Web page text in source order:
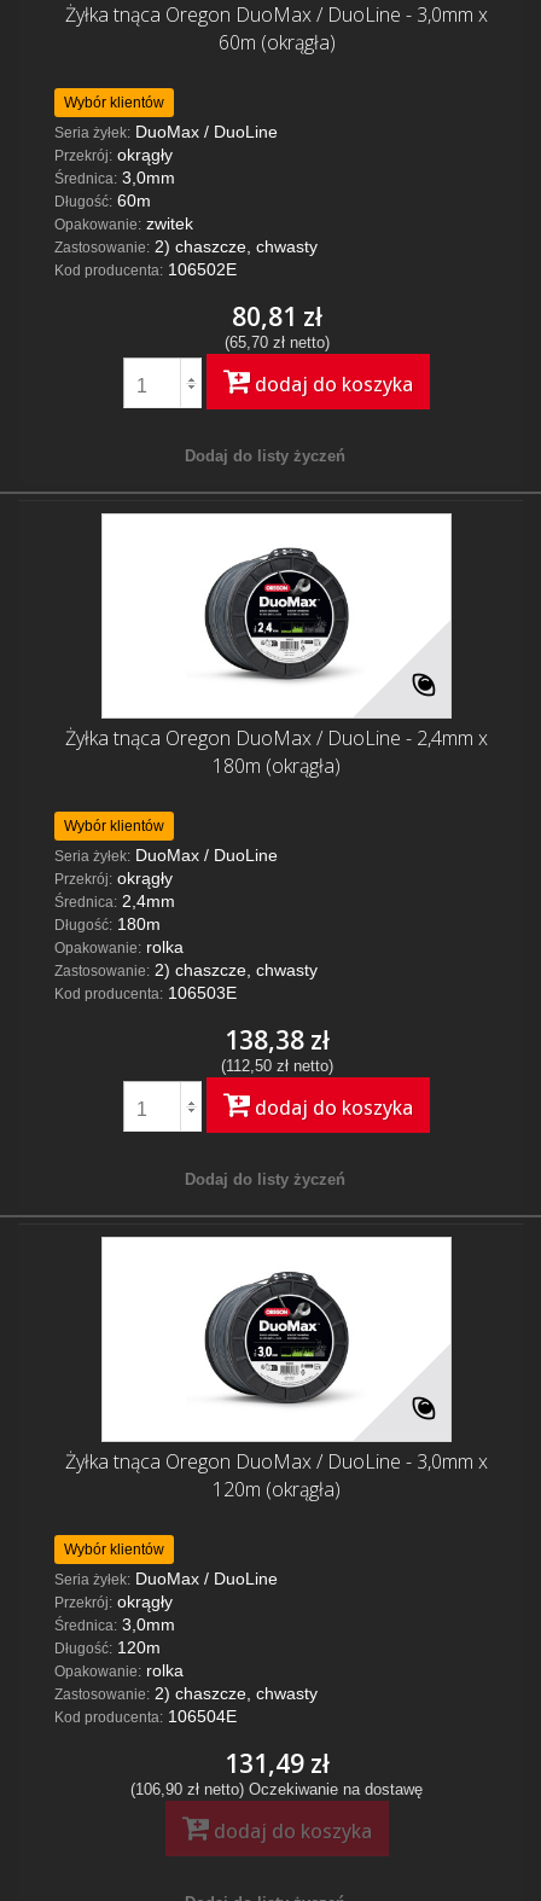
Żyłka tnąca Oregon DuoMax / DuoLine - 3,0mm x
60m (okrągła)
Wybór klientów
Seria żyłek: DuoMax / DuoLine
Przekrój: okrągły
Średnica: 3,0mm
Długość: 60m
Opakowanie: zwitek
Zastosowanie: 2) chaszcze, chwasty
Kod producenta: 106502E
80,81 zł
(65,70 zł netto)
dodaj do koszyka
Dodaj do listy życzeń
Żyłka tnąca Oregon DuoMax / DuoLine - 2,4mm x
180m (okrągła)
Wybór klientów
Seria żyłek: DuoMax / DuoLine
Przekrój: okrągły
Średnica: 2,4mm
Długość: 180m
Opakowanie: rolka
Zastosowanie: 2) chaszcze, chwasty
Kod producenta: 106503E
138,38 zł
(112,50 zł netto)
dodaj do koszyka
Dodaj do listy życzeń
Żyłka tnąca Oregon DuoMax / DuoLine - 3,0mm x
120m (okrągła)
Wybór klientów
Seria żyłek: DuoMax / DuoLine
Przekrój: okrągły
Średnica: 3,0mm
Długość: 120m
Opakowanie: rolka
Zastosowanie: 2) chaszcze, chwasty
Kod producenta: 106504E
131,49 zł
(106,90 zł netto) Oczekiwanie na dostawę
dodaj do koszyka